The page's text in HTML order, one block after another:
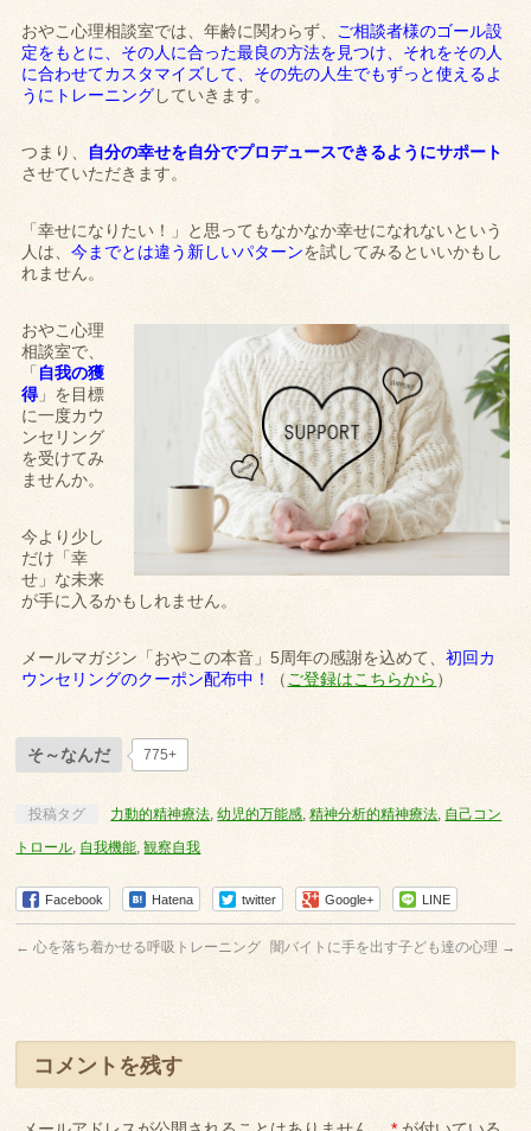
おやこ心理相談室では、年齢に関わらず、 ご相談者様のゴール設
定をもとに、その人に合った最良の方法を見つけ、それをその人
に合わせてカスタマイズして、その先の人生でもずっと使えるよ
うにトレーニングしていきます。
つまり、 自分の幸せを自分でプロデュースできるようにサポート
させていただきます。
「幸せになりたい！」と思ってもなかなか幸せになれないという
人は、今までとは違う新しいパターンを試してみるといいかもし
れません。
おやこ心理
相談室で、
「 自我の獲
得」を目標
に一度カウ
ンセリング
を受けてみ
ませんか。
今より少し
だけ「幸
せ」な未来
が手に入るかもしれません。
メールマガジン「おやこの本音」5周年の感謝を込めて、初回カ
ウンセリングのクーポン配布中！
（ご登録はこちらから ）
そ～なんだ 775+
投稿タグ 力動的精神療法,幼児的万能感,精神分析的精神療法, 自己コン
トロール, 自我機能,観察自我
Facebook Hatena twitter Google+ LINE
← 心を落ち着かせる呼吸トレーニング 闇バイトに手を出す子ども達の心理 →
コメントを残す